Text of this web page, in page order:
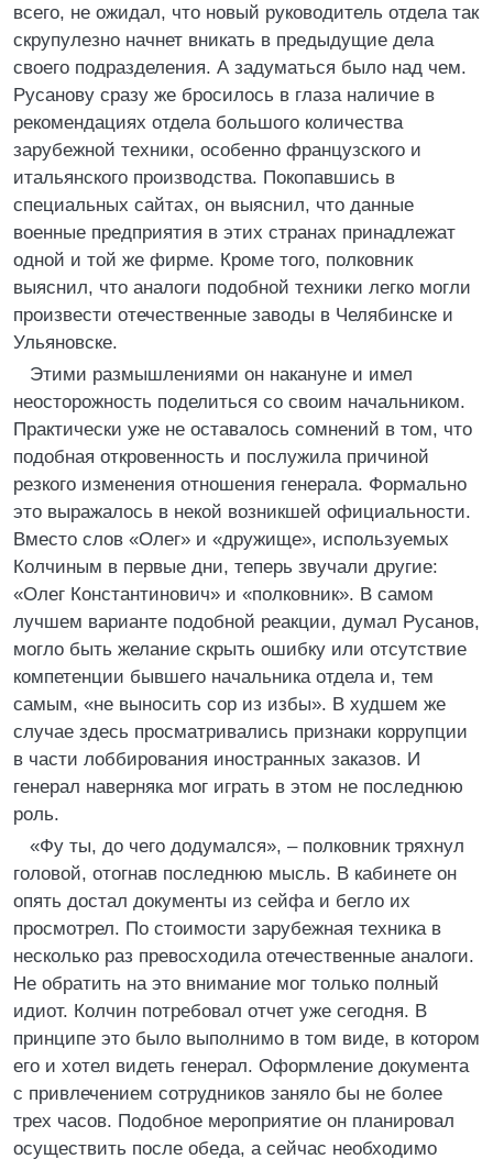
всего, не ожидал, что новый руководитель отдела так
скрупулезно начнет вникать в предыдущие дела
своего подразделения. А задуматься было над чем.
Русанову сразу же бросилось в глаза наличие в
рекомендациях отдела большого количества
зарубежной техники, особенно французского и
итальянского производства. Покопавшись в
специальных сайтах, он выяснил, что данные
военные предприятия в этих странах принадлежат
одной и той же фирме. Кроме того, полковник
выяснил, что аналоги подобной техники легко могли
произвести отечественные заводы в Челябинске и
Ульяновске.
Этими размышлениями он накануне и имел
неосторожность поделиться со своим начальником.
Практически уже не оставалось сомнений в том, что
подобная откровенность и послужила причиной
резкого изменения отношения генерала. Формально
это выражалось в некой возникшей официальности.
Вместо слов «Олег» и «дружище», используемых
Колчиным в первые дни, теперь звучали другие:
«Олег Константинович» и «полковник». В самом
лучшем варианте подобной реакции, думал Русанов,
могло быть желание скрыть ошибку или отсутствие
компетенции бывшего начальника отдела и, тем
самым, «не выносить сор из избы». В худшем же
случае здесь просматривались признаки коррупции
в части лоббирования иностранных заказов. И
генерал наверняка мог играть в этом не последнюю
роль.
«Фу ты, до чего додумался», – полковник тряхнул
головой, отогнав последнюю мысль. В кабинете он
опять достал документы из сейфа и бегло их
просмотрел. По стоимости зарубежная техника в
несколько раз превосходила отечественные аналоги.
Не обратить на это внимание мог только полный
идиот. Колчин потребовал отчет уже сегодня. В
принципе это было выполнимо в том виде, в котором
его и хотел видеть генерал. Оформление документа
с привлечением сотрудников заняло бы не более
трех часов. Подобное мероприятие он планировал
осуществить после обеда, а сейчас необходимо